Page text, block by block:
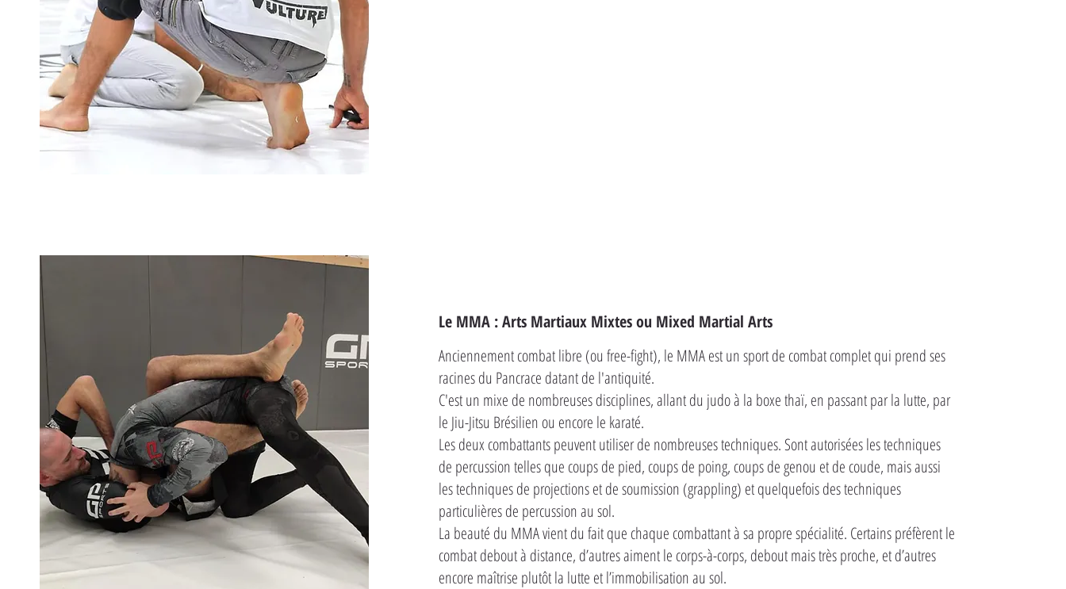
Le MMA : Arts Martiaux Mixtes ou Mixed Martial Arts
Anciennement combat libre (ou free-fight), le MMA est un sport de combat complet qui prend ses
racines du Pancrace datant de l'antiquité.
C'est un mixe de nombreuses disciplines, allant du judo à la boxe thaï, en passant par la lutte, par
le Jiu-Jitsu Brésilien ou encore le karaté.
Les deux combattants peuvent utiliser de nombreuses techniques. Sont autorisées les techniques
de percussion telles que coups de pied, coups de poing, coups de genou et de coude, mais aussi
les techniques de projections et de soumission (grappling) et quelquefois des techniques
particulières de percussion au sol.
La beauté du MMA vient du fait que chaque combattant à sa propre spécialité. Certains préfèrent le
combat debout à distance, d’autres aiment le corps-à-corps, debout mais très proche, et d’autres
encore maîtrise plutôt la lutte et l’immobilisation au sol.